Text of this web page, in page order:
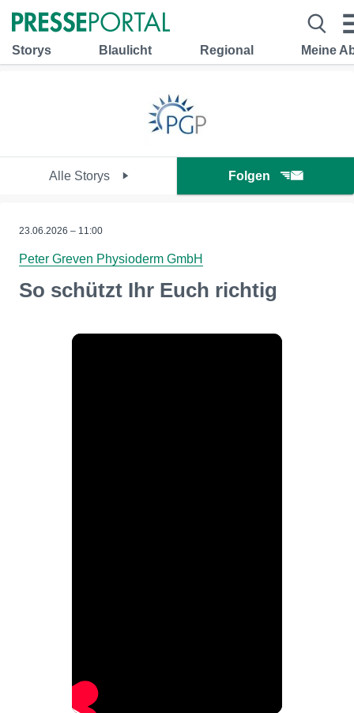
Storys Blaulicht Regional Meine
Alle Storys Folgen
23.06.2026 – 11:00
Peter Greven Physioderm GmbH
So schützt Ihr Euch richtig